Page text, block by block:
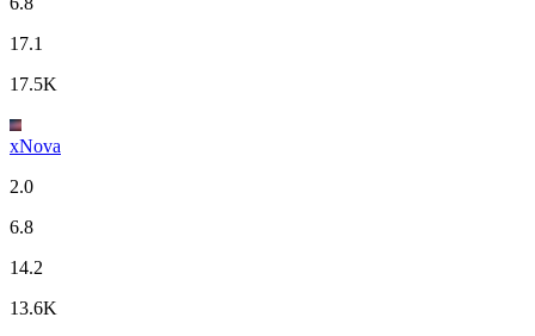
17.1
17.5K
xNova
2.0
6.8
14.2
13.6K